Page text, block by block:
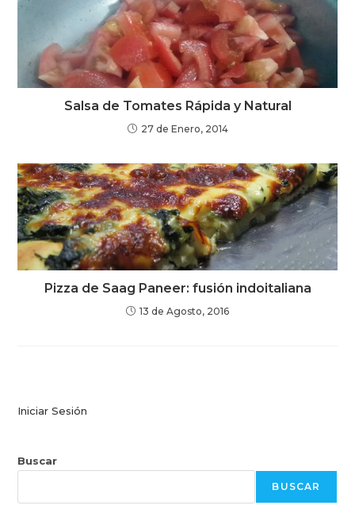
Salsa de Tomates Rápida y Natural
27 de Enero, 2014
Pizza de Saag Paneer: fusión indoitaliana
13 de Agosto, 2016
Iniciar Sesión
Buscar
BUSCAR